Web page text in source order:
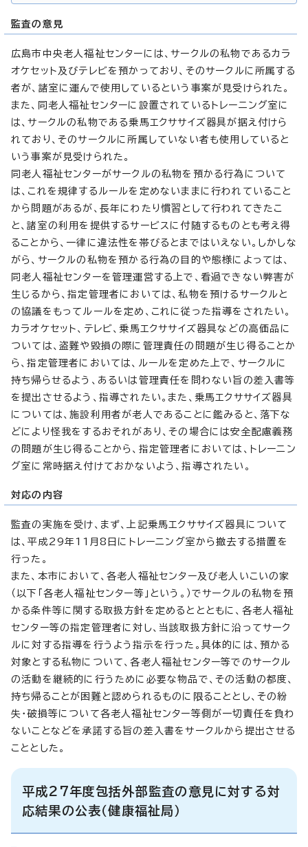
監査の意見
広島市中央老人福祉センターには、サークルの私物であるカラ
オケセット及びテレビを預かっており、そのサークルに所属する
者が、諸室に運んで使用しているという事案が見受けられた。
また、同老人福祉センターに設置されているトレーニング室に
は、サークルの私物である乗馬エクササイズ器具が据え付けら
れており、そのサークルに所属していない者も使用していると
いう事案が見受けられた。
同老人福祉センターがサークルの私物を預かる行為について
は、これを規律するルールを定めないままに行われていること
から問題があるが、長年にわたり慣習として行われてきたこ
と、諸室の利用を提供するサービスに付随するものとも考え得
ることから、一律に違法性を帯びるとまではいえない。しかしな
がら、サークルの私物を預かる行為の目的や態様によっては、
同老人福祉センターを管理運営する上で、看過できない弊害が
生じるから、指定管理者においては、私物を預けるサークルと
の協議をもってルールを定め、これに従った指導をされたい。
カラオケセット、テレビ、乗馬エクササイズ器具などの高価品に
ついては、盗難や毀損の際に管理責任の問題が生じ得ることか
ら、指定管理者においては、ルールを定めた上で、サークルに
持ち帰らせるよう、あるいは管理責任を問わない旨の差入書等
を提出させるよう、指導されたい。また、乗馬エクササイズ器具
については、施設利用者が老人であることに鑑みると、落下な
どにより怪我をするおそれがあり、その場合には安全配慮義務
の問題が生じ得ることから、指定管理者においては、トレーニン
グ室に常時据え付けておかないよう、指導されたい。
対応の内容
監査の実施を受け、まず、上記乗馬エクササイズ器具について
は、平成29年11月8日にトレーニング室から撤去する措置を
行った。
また、本市において、各老人福祉センター及び老人いこいの家
（以下「各老人福祉センター等」という。）でサークルの私物を預
かる条件等に関する取扱方針を定めるととともに、各老人福祉
センター等の指定管理者に対し、当該取扱方針に沿ってサーク
ルに対する指導を行うよう指示を行った。具体的には、預かる
対象とする私物について、各老人福祉センター等でのサークル
の活動を継続的に行うために必要な物品で、その活動の都度、
持ち帰ることが困難と認められるものに限ることとし、その紛
失・破損等について各老人福祉センター等側が一切責任を負わ
ないことなどを承諾する旨の差入書をサークルから提出させる
こととした。
平成27年度包括外部監査の意見に対する対
応結果の公表（健康福祉局）